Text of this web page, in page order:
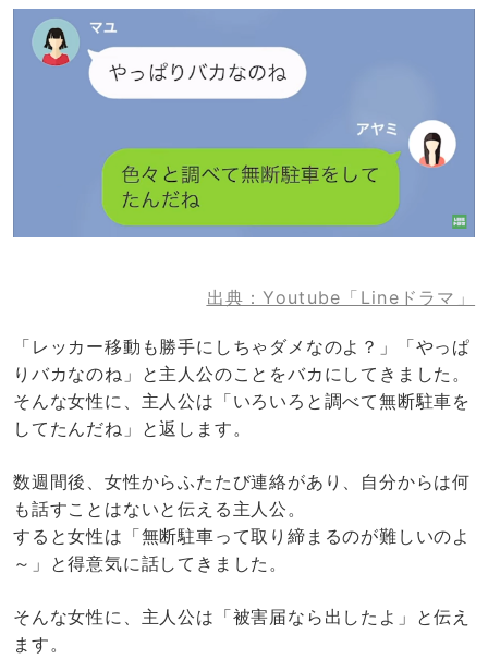
出典：Youtube「Lineドラマ」
「レッカー移動も勝手にしちゃダメなのよ？」「やっぱ
りバカなのね」と主人公のことをバカにしてきました。
そんな女性に、主人公は「いろいろと調べて無断駐車を
してたんだね」と返します。
数週間後、女性からふたたび連絡があり、自分からは何
も話すことはないと伝える主人公。
すると女性は「無断駐車って取り締まるのが難しいのよ
～」と得意気に話してきました。
そんな女性に、主人公は「被害届なら出したよ」と伝え
ます。